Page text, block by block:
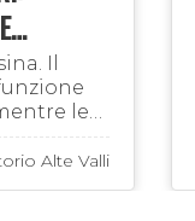
Il
le
sul …
Alte Valli